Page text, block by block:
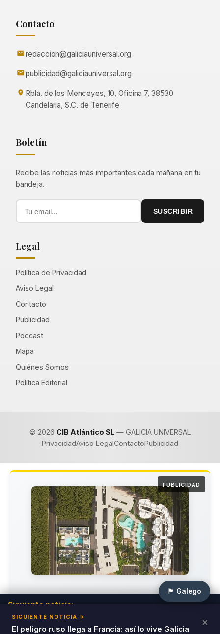
Siguiente noticia:
Montse Mínguez valora en Ferraz los buenos
resultados en CyL
SIGUIENTE NOTICIA →
El peligro ruso llega a Francia: así lo vive Galicia
×
Contacto
redaccion@galiciauniversal.org
publicidad@galiciauniversal.org
Rbla. de los Menceyes, 10, Oficina 7, 38530
Candelaria, S.C. de Tenerife
Boletín
Recibe las noticias más importantes cada mañana en tu
bandeja.
SUSCRIBIR
Legal
Política de Privacidad
Aviso Legal
Contacto
Publicidad
Podcast
Mapa
Quiénes Somos
Política Editorial
© 2026 CIB Atlántico SL— GALICIA UNIVERSAL
PrivacidadAviso LegalContactoPublicidad
🏴 Galego
PUBLICIDAD
Invierte en el Paraíso del Caribe
Únete a los inversores inteligentes que ya están